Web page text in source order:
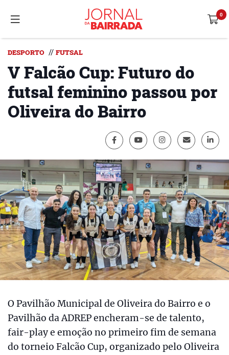
DESPORTO // FUTSAL
V Falcão Cup: Futuro do
futsal feminino passou por
Oliveira do Bairro
O Pavilhão Municipal de Oliveira do Bairro e o
Pavilhão da ADREP encheram-se de talento,
fair-play e emoção no primeiro fim de semana
do torneio Falcão Cup, organizado pelo Oliveira